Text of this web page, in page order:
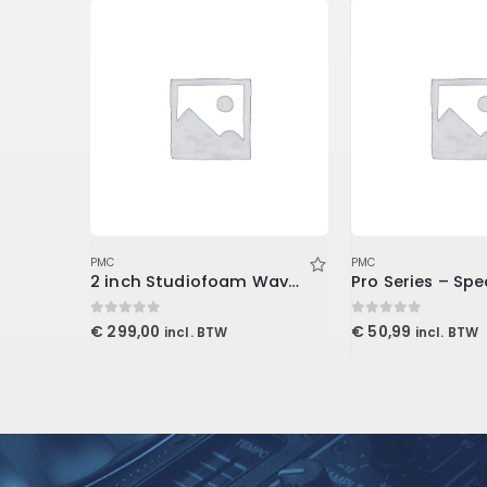
PMC
2 inch Studiofoam Wave 60x60x5cm, Purple
0out of 5
€ 299,00 incl. BTW
PMC
0out of 5
€ 50,99 incl. BTW